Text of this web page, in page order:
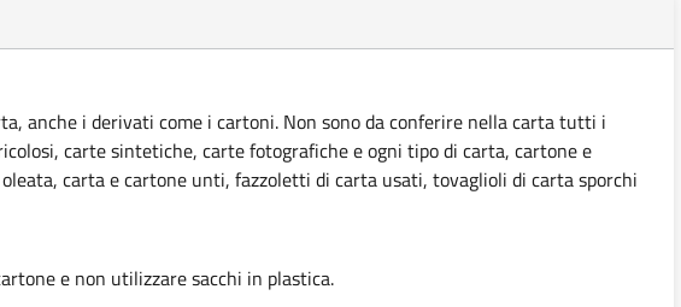
anche i derivati come i cartoni. Non sono da conferire nella carta tutti i
carte sintetiche, carte fotografiche e ogni tipo di carta, cartone e
carta e cartone unti, fazzoletti di carta usati, tovaglioli di carta sporchi
e non utilizzare sacchi in plastica.